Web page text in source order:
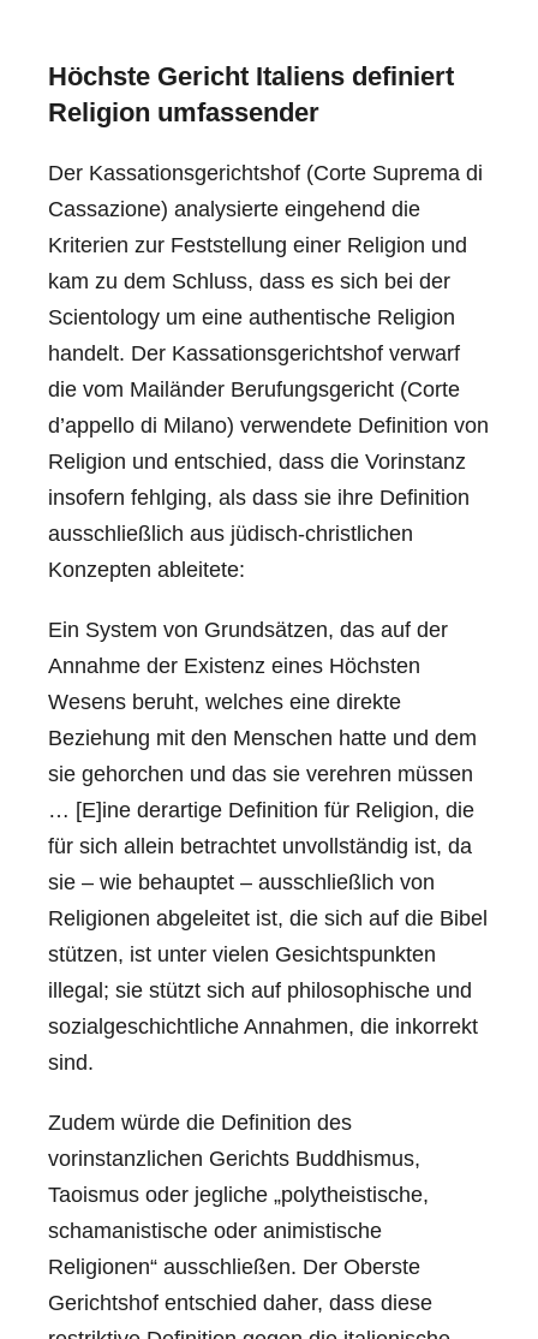
Höchste Gericht Italiens definiert
Religion umfassender
Der Kassationsgerichtshof (Corte Suprema di
Cassazione) analysierte eingehend die
Kriterien zur Feststellung einer Religion und
kam zu dem Schluss, dass es sich bei der
Scientology um eine authentische Religion
handelt. Der Kassationsgerichtshof verwarf
die vom Mailänder Berufungsgericht (Corte
d’appello di Milano) verwendete Definition von
Religion und entschied, dass die Vorinstanz
insofern fehlging, als dass sie ihre Definition
ausschließlich aus jüdisch-christlichen
Konzepten ableitete:
Ein System von Grundsätzen, das auf der
Annahme der Existenz eines Höchsten
Wesens beruht, welches eine direkte
Beziehung mit den Menschen hatte und dem
sie gehorchen und das sie verehren müssen
… [E]ine derartige Definition für Religion, die
für sich allein betrachtet unvollständig ist, da
sie – wie behauptet – ausschließlich von
Religionen abgeleitet ist, die sich auf die Bibel
stützen, ist unter vielen Gesichtspunkten
illegal; sie stützt sich auf philosophische und
sozialgeschichtliche Annahmen, die inkorrekt
sind.
Zudem würde die Definition des
vorinstanzlichen Gerichts Buddhismus,
Taoismus oder jegliche „polytheistische,
schamanistische oder animistische
Religionen“ ausschließen. Der Oberste
Gerichtshof entschied daher, dass diese